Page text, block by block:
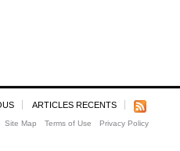
ARTICLES RECENTS
Site Map Terms of Use Privacy Policy